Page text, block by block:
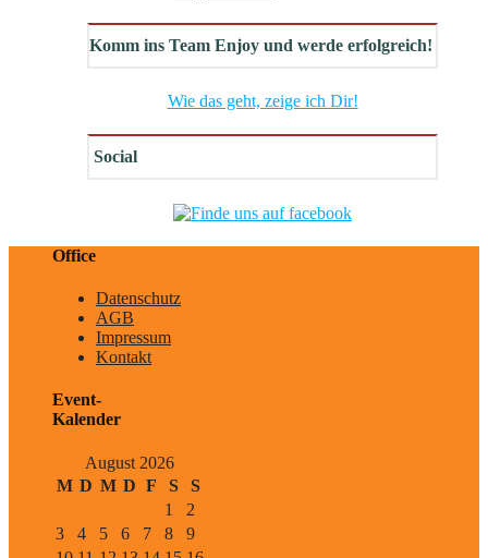
Komm ins Team Enjoy und werde erfolgreich!
Wie das geht, zeige ich Dir!
Social
Office
Datenschutz
AGB
Impressum
Kontakt
Event-
Kalender
August 2026
M D M D F S
S
1
2
3
4 5 6 7 8
9